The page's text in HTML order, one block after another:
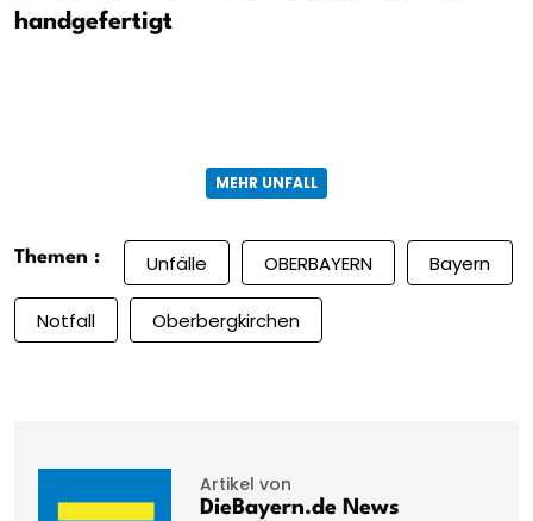
handgefertigt
MEHR UNFALL
Themen : Unfälle OBERBAYERN Bayern
Notfall Oberbergkirchen
Artikel von
DieBayern.de News